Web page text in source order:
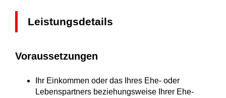
Leistungsdetails
Voraussetzungen
Ihr Einkommen oder das Ihres Ehe- oder
Lebenspartners beziehungsweise Ihrer Ehe-